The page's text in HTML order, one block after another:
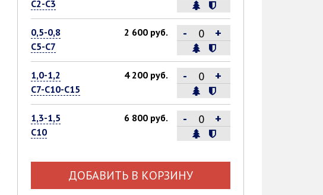
С2-С3
0,5-0,8
С5-С7
2 600 руб. - +
1,0-1,2
С7-С10-С15
4 200 руб. - +
1,3-1,5
С10
6 800 руб. - +
ДОБАВИТЬ В КОРЗИНУ